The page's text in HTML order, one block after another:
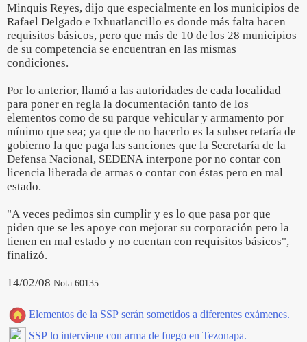
Minquis Reyes, dijo que especialmente en los municipios de
Rafael Delgado e Ixhuatlancillo es donde más falta hacen
requisitos básicos, pero que más de 10 de los 28 municipios
de su competencia se encuentran en las mismas
condiciones.
Por lo anterior, llamó a las autoridades de cada localidad
para poner en regla la documentación tanto de los
elementos como de su parque vehicular y armamento por
mínimo que sea; ya que de no hacerlo es la subsecretaría de
gobierno la que paga las sanciones que la Secretaría de la
Defensa Nacional, SEDENA interpone por no contar con
licencia liberada de armas o contar con éstas pero en mal
estado.
"A veces pedimos sin cumplir y es lo que pasa por que
piden que se les apoye con mejorar su corporación pero la
tienen en mal estado y no cuentan con requisitos básicos",
finalizó.
14/02/08 Nota 60135
Elementos de la SSP serán sometidos a diferentes exámenes.
SSP lo interviene con arma de fuego en Tezonapa.